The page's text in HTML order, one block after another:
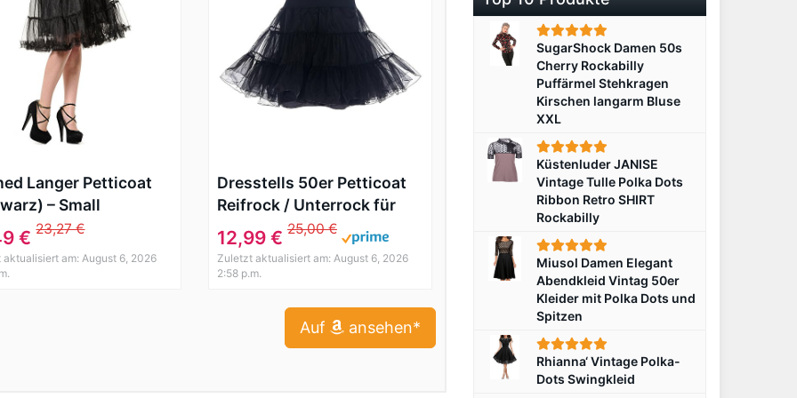
Langer Petticoat
– Small
€23,27 €
aktualisiert am: August 6, 2026
Dresstells 50er Petticoat
Reifrock / Unterrock für
Rockabilly Kleid
12,99 € 25,00 €
Zuletzt aktualisiert am: August 6, 2026
2:58 p.m.
Auf ansehen*
SugarShock Damen 50s
Cherry Rockabilly
Puffärmel Stehkragen
Kirschen langarm Bluse
XXL
Küstenluder JANISE
Vintage Tulle Polka Dots
Ribbon Retro SHIRT
Rockabilly
Miusol Damen Elegant
Abendkleid Vintag 50er
Kleider mit Polka Dots und
Spitzen
Rhianna‘ Vintage Polka-
Dots Swingkleid